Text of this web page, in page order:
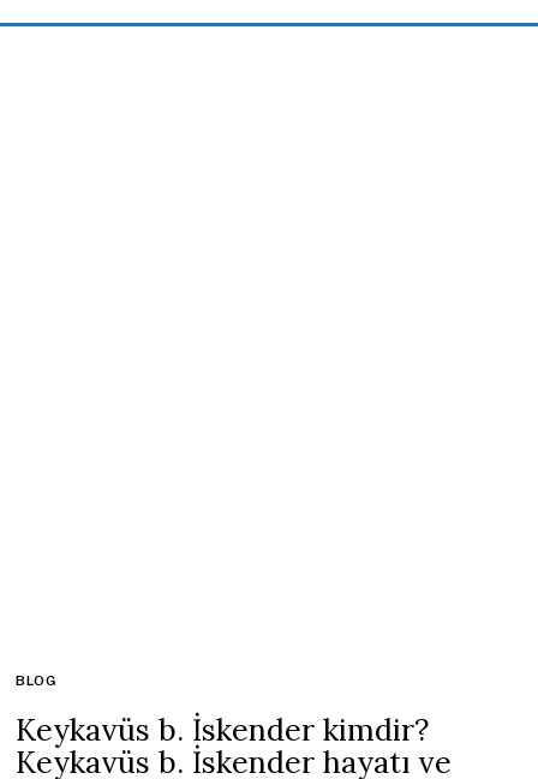
BLOG
Keykavüs b. İskender kimdir?
Keykavüs b. İskender hayatı ve